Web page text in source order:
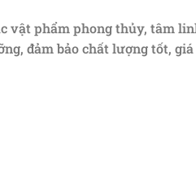
phẩm phong thủy, tâm
đảm bảo chất lượng tốt,